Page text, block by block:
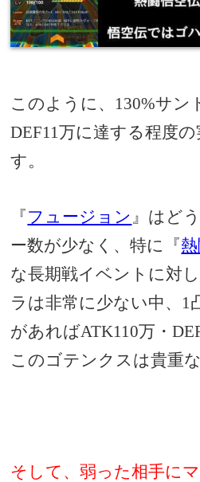
このように、130%サン
DEF11万に達する程度
す。
『フュージョン 』はど
ー数が少なく、特に『
な長期戦イベントに対
ラは非常に少ない中、1
があればATK110万・
このゴテンクスは貴重
そして、弱った相手に